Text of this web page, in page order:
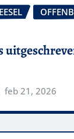
feb 21, 2026